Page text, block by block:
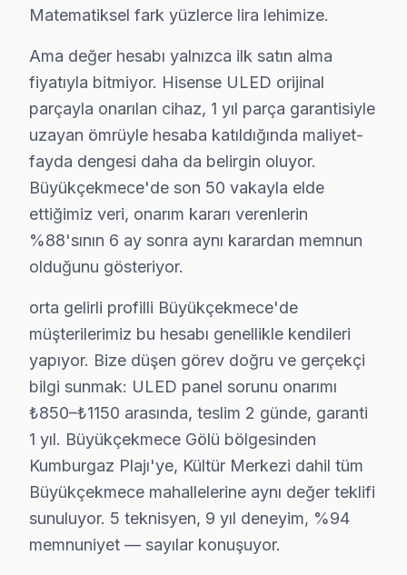
Büyükçekmece Bölgesi ve Hisense TV
İstanbul Avrupa Yakası içinde yer alan
Büyükçekmece Hisense TV Arızaları –
Hisense televizyon'nizde yaşadığınız arıza,
Hisense ekran'lerde en çok müdahale ettiğimiz arıza
• Panel ve Ekran: OLED yanması, LCD şeriti, piksel
• Elektronik Kartlar: Anakart, T-Con, güç kartı, tuner
• Arka Aydınlatma: LED bar değişimi, inverter tamiri,
• Bağlantı: HDMI/USB port arızası, Bluetooth ve Wi-
• Kapasitör ve SMD: Şişmiş kapasitör değişimi, smd
Büyükçekmece'de Hisense televizyon ünitesi tamiri
Neden Büyükçekmece'de Hisense teknik
Büyükçekmece Hisense TV Ekran Anakart Profesyonel
Büyükçekmece'da Hisense akıllı TV'niz
• Büyükçekmece'de 25+ sertifikalı teknisyen
• Büyükçekmece'de sadece orijinal parça
Matematiksel fark yüzlerce lira lehimize.
Ama değer hesabı yalnızca ilk satın alma
fiyatıyla bitmiyor. Hisense ULED orijinal
parçayla onarılan cihaz, 1 yıl parça garantisiyle
uzayan ömrüyle hesaba katıldığında maliyet-
fayda dengesi daha da belirgin oluyor.
Büyükçekmece'de son 50 vakayla elde
ettiğimiz veri, onarım kararı verenlerin
%88'sının 6 ay sonra aynı karardan memnun
olduğunu gösteriyor.
orta gelirli profilli Büyükçekmece'de
müşterilerimiz bu hesabı genellikle kendileri
yapıyor. Bize düşen görev doğru ve gerçekçi
bilgi sunmak: ULED panel sorunu onarımı
₺850–₺1150 arasında, teslim 2 günde, garanti
1 yıl. Büyükçekmece Gölü bölgesinden
Kumburgaz Plajı'ye, Kültür Merkezi dahil tüm
Büyükçekmece mahallelerine aynı değer teklifi
sunuluyor. 5 teknisyen, 9 yıl deneyim, %94
memnuniyet — sayılar konuşuyor.